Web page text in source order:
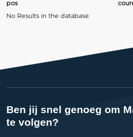
pos
No Results in the database
Ben jij snel genoeg om
te volgen?